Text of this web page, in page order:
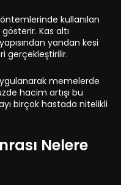
kullanılan
Kas altı
yandan kesi
gerçekleştirilir.
memelerde
hacim artışı bu
birçok hastada nitelikli
Nelere